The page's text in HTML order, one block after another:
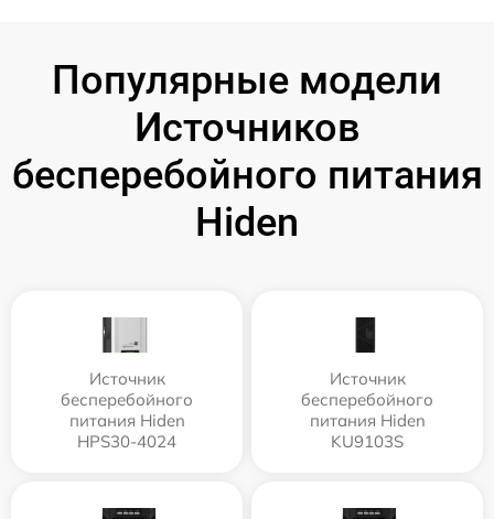
Популярные модели
Источников
бесперебойного питания
Hiden
Источник
бесперебойного
питания Hiden
HPS30-4024
Источник
бесперебойного
питания Hiden
KU9103S